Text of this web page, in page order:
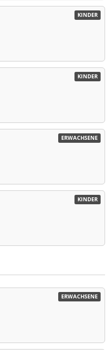
KINDER
KINDER
ERWACHSENE
KINDER
ERWACHSENE